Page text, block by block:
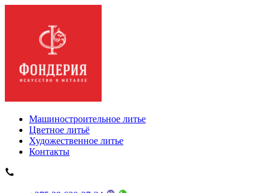
Машиностроительное литье
Цветное литьё
Художественное литье
Контакты